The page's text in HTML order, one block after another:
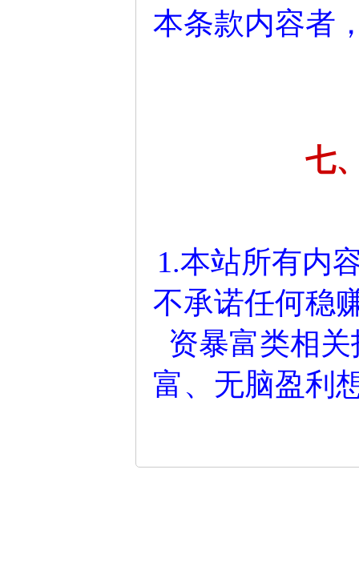
本条款内容者
七
1.本站所有内
不承诺任何稳
资暴富类相
富、无脑盈利